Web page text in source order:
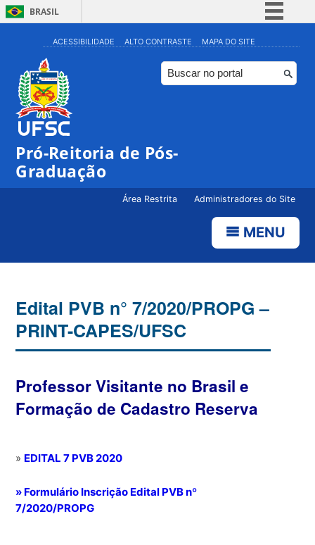
BRASIL
Simplifique!
Comunica BR
Participe
ACESSIBILIDADE ALTO CONTRASTE MAPA DO SITE
Pró-Reitoria de Pós-
Graduação
Área Restrita Administradores do Site
MENU
Edital PVB n° 7/2020/PROPG –
PRINT-CAPES/UFSC
Professor Visitante no Brasil e
Formação de Cadastro Reserva
» EDITAL 7 PVB 2020
» Formulário Inscrição Edital PVB nº
7/2020/PROPG